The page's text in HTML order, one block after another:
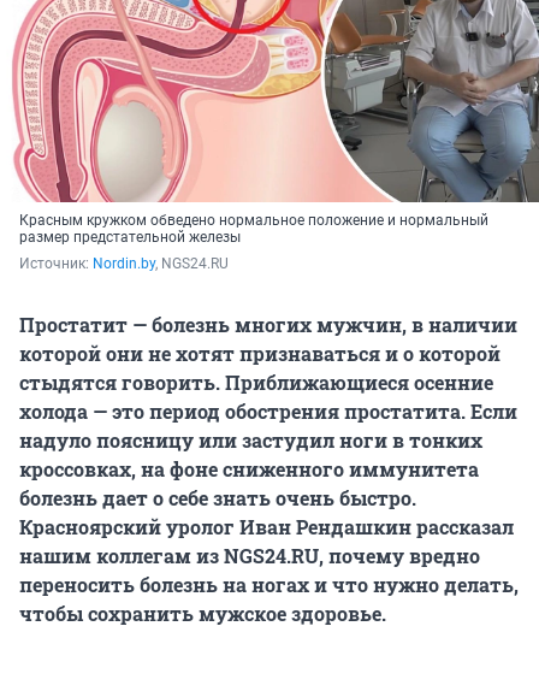
Красным кружком обведено нормальное положение и нормальный
размер предстательной железы
Источник: Nordin.by, NGS24.RU
Простатит — болезнь многих мужчин, в наличии
которой они не хотят признаваться и о которой
стыдятся говорить. Приближающиеся осенние
холода — это период обострения простатита. Если
надуло поясницу или застудил ноги в тонких
кроссовках, на фоне сниженного иммунитета
болезнь дает о себе знать очень быстро.
Красноярский уролог Иван Рендашкин рассказал
нашим коллегам из NGS24.RU, почему вредно
переносить болезнь на ногах и что нужно делать,
чтобы сохранить мужское здоровье.